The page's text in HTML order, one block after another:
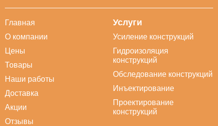
Главная
О компании
Цены
Товары
Наши работы
Доставка
Акции
Отзывы
Услуги
Усиление конструкций
Гидроизоляция
конструкций
Обследование конструкций
Инъектирование
Проектирование
конструкций